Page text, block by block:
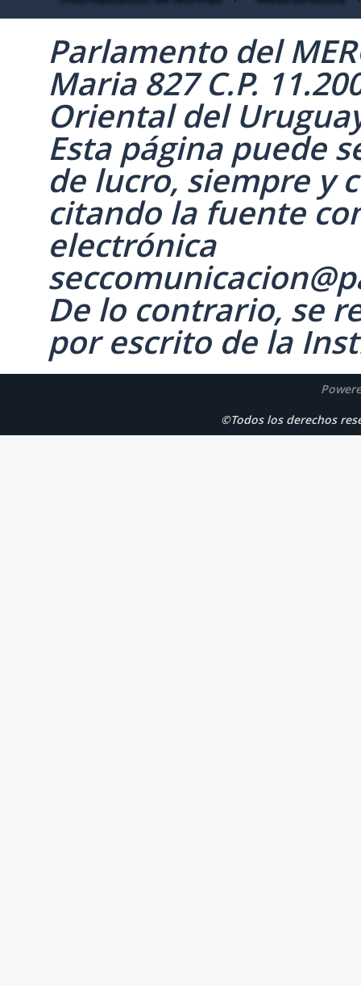
Parlamento del
Maria 827 C.P.
Oriental del
Esta página puede
de lucro, siempre y
citando la fuente
electrónica
De lo contrario, se
por escrito de la
©Todos los derechos